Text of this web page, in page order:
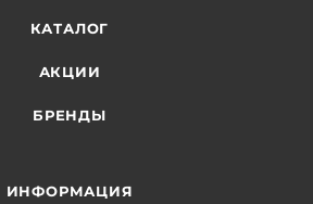
КАТАЛОГ
АКЦИИ
БРЕНДЫ
ИНФОРМАЦИЯ